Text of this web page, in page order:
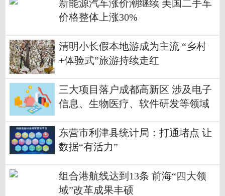
新能源汽车涨价潮继续 美国二手车
价格整体上涨30%
清明小长假本地游成为主流 “乡村
+体验式”旅游持续走红
三大项目落户成都高新区 涉及电子
信息、生物医疗、软件研发等领域
东营市利津县统计局：打通堵点 让
数据“有活力”
组合港航线达到13条 前海“四大领
域”改革成果丰硕